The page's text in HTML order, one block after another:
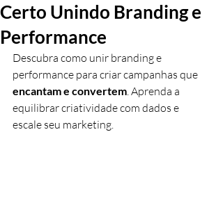
Certo Unindo Branding e
Performance
Descubra como unir branding e
performance para criar campanhas que
encantam e convertem. Aprenda a
equilibrar criatividade com dados e
escale seu marketing.